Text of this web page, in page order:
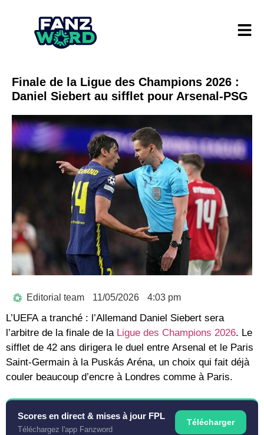
Finale de la Ligue des Champions 2026 :
Daniel Siebert au sifflet pour Arsenal-PSG
Editorial team 11/05/2026 4:03 pm
L’UEFAa tranché : l’Allemand Daniel Siebert sera
l’arbitre de la finale de la Ligue des Champions 2026. Le
sifflet de 42 ans dirigera le duel entre Arsenal et le Paris
Saint-Germain à la Puskás Aréna, un choix qui fait déjà
couler beaucoup d’encre à Londres comme à Paris.
Scores en direct & mises à jour FPL
Téléchargez l'app Fanzword
Télécharger